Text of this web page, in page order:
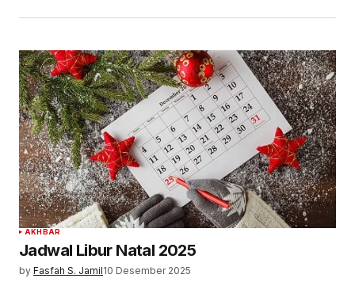
AKHBAR
Jadwal Libur Natal 2025
by Fasfah S. Jamil10 Desember 2025